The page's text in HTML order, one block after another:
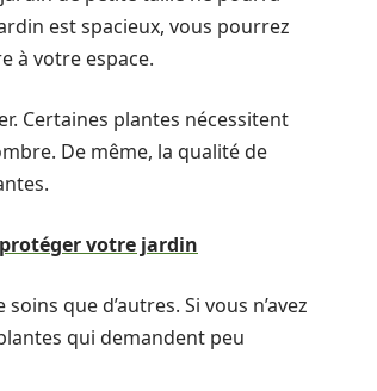
est spacieux, vous pourrez
à votre espace.
Certaines plantes nécessitent
De même, la qualité de
votre jardin
que d’autres. Si vous n’avez
qui demandent peu